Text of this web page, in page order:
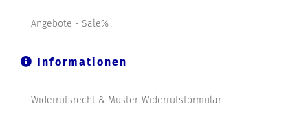
Angebote - Sale%
Informationen
Widerrufsrecht & Muster-Widerrufsformular